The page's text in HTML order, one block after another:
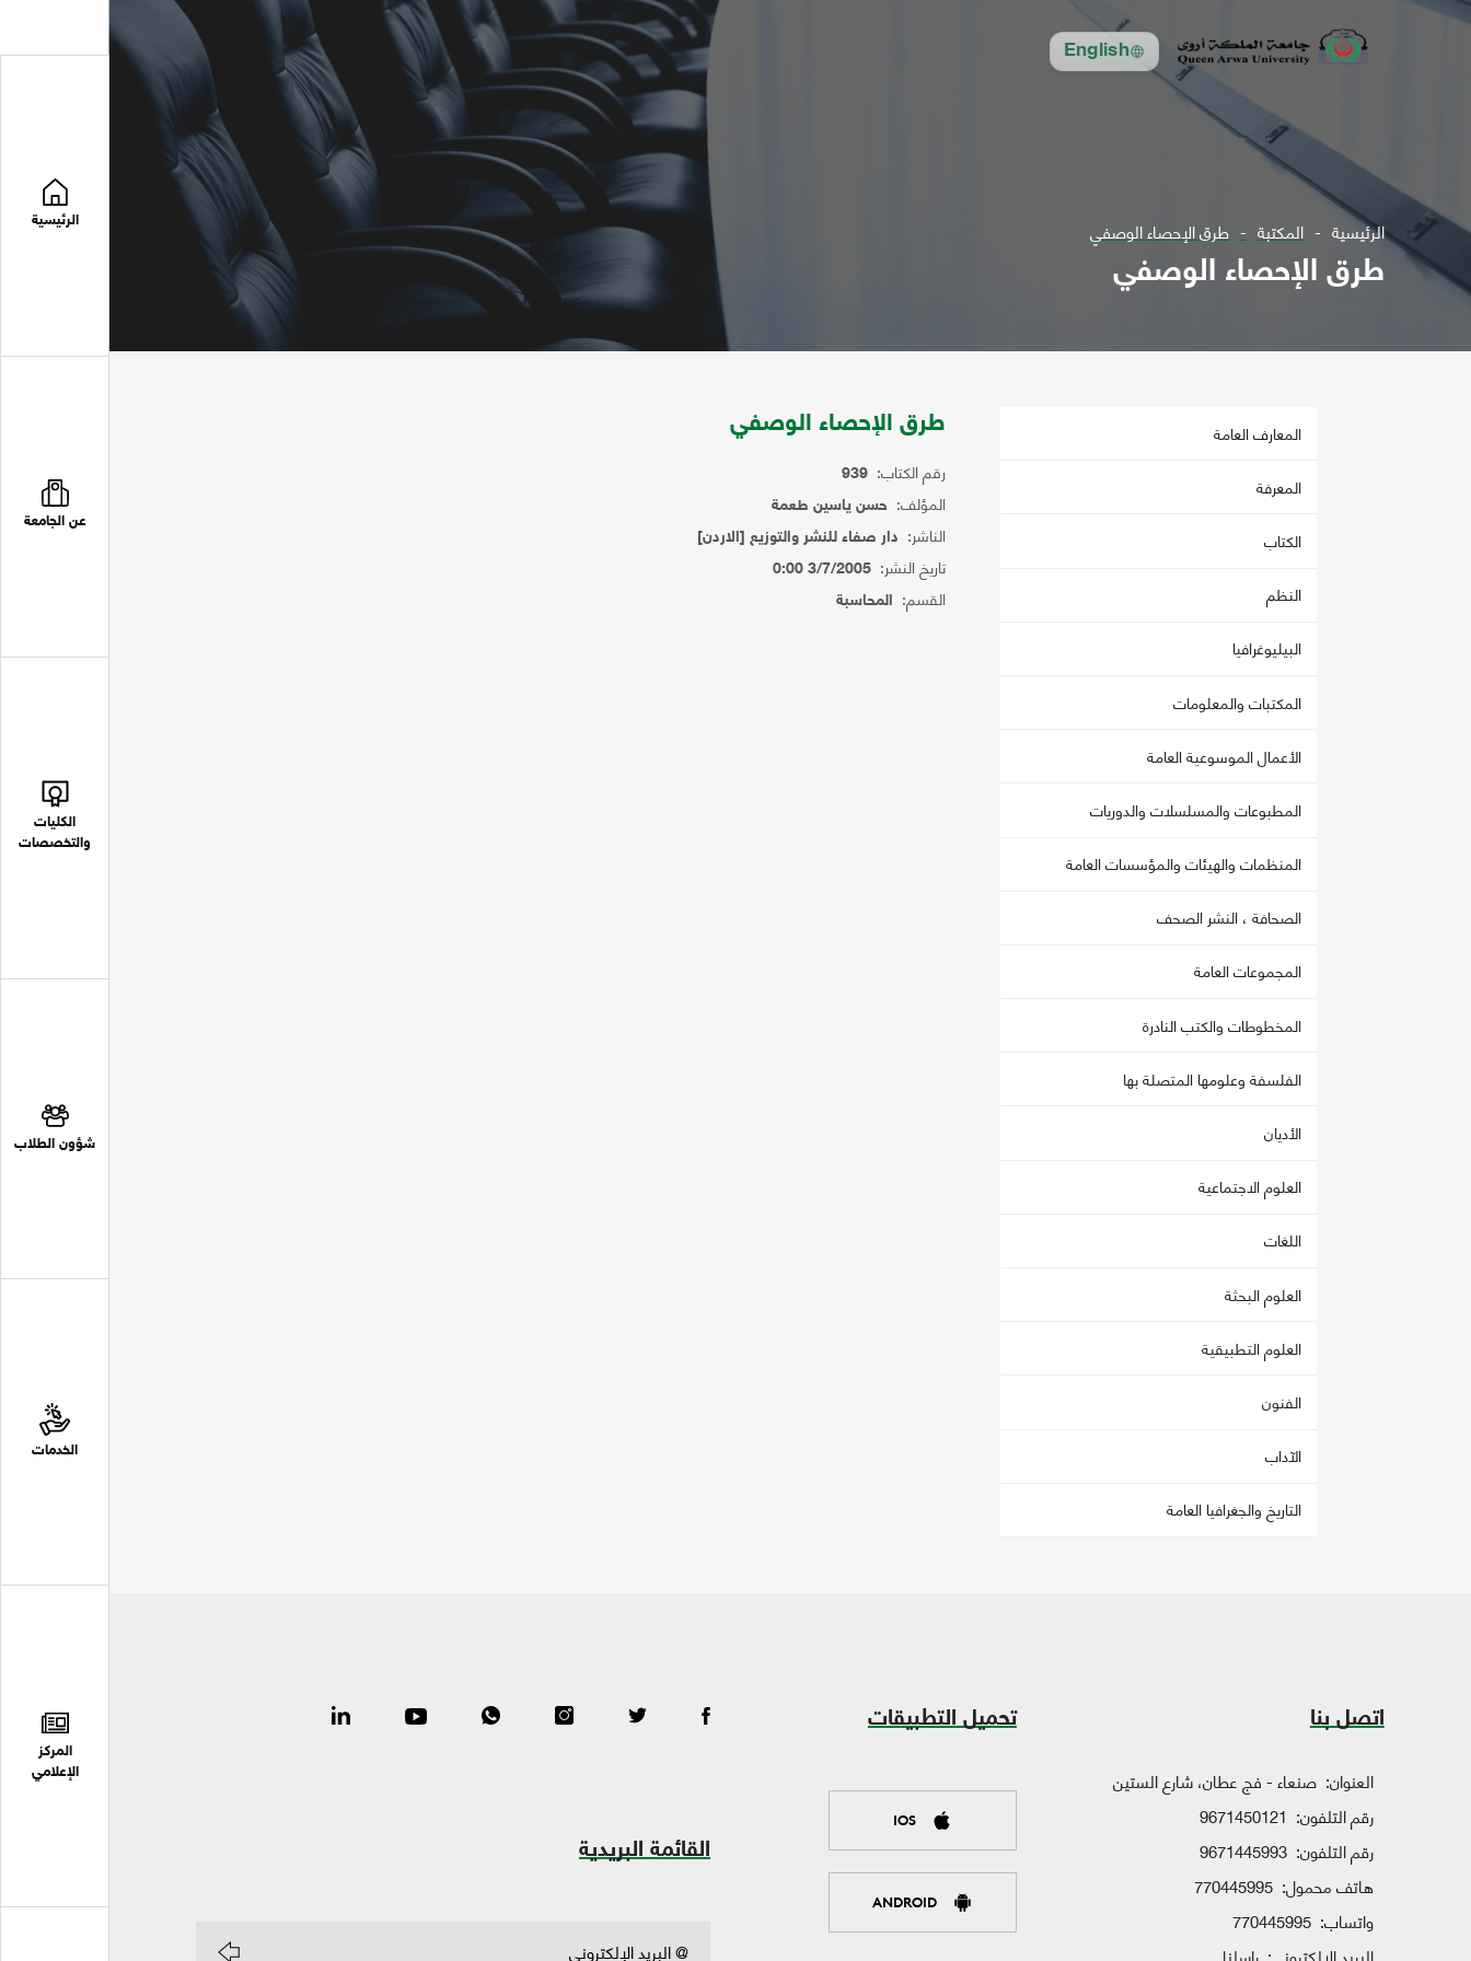
English
الرئيسية
عن الجامعة
الكليات
والتخصصات
شؤون الطلاب
الخدمات
المركز
الإعلامي
الرئيسية المكتبة طرق الإحصاء الوصفي
طرق الإحصاء الوصفي
المعارف العامة
المعرفة
الكتاب
النظم
البيليوغرافيا
المكتبات والمعلومات
الأعمال الموسوعية العامة
المطبوعات والمسلسلات والدوريات
المنظمات والهيئات والمؤسسات العامة
الصحافة ، النشر الصحف
المجموعات العامة
المخطوطات والكتب النادرة
الفلسفة وعلومها المتصلة بها
الأديان
العلوم الاجتماعية
اللغات
العلوم البحثة
العلوم التطبيقية
الفنون
الآداب
التاريخ والجغرافيا العامة
طرق الإحصاء الوصفي
رقم الكتاب: 939
المؤلف: حسن ياسين طعمة
الناشر: دار صفاء للنشر والتوزيع [الاردن]
تاريخ النشر: 3/7/2005 0:00
القسم: المحاسبة
اتصل بنا
العنوان: صنعاء - فج عطان، شارع الستين
رقم التلفون: 9671450121
رقم التلفون: 9671445993
هاتف محمول: 770445995
واتساب: 770445995
تحميل التطبيقات
IOS
ANDROID
القائمة البريدية